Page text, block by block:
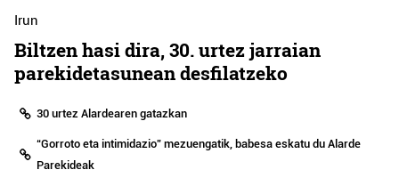
Irun
Biltzen hasi dira, 30. urtez jarraian
parekidetasunean desfilatzeko
30 urtez Alardearen gatazkan
“Gorroto eta intimidazio” mezuengatik, babesa eskatu du Alarde
Parekideak